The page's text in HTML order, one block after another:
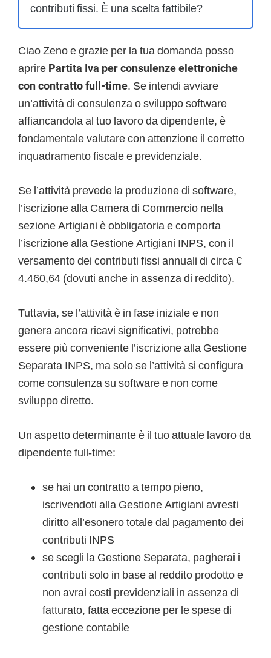
contributi fissi. È una scelta fattibile?
Ciao Zeno e grazie per la tua domanda posso
aprire Partita Iva per consulenze elettroniche
con contratto full-time. Se intendi avviare
un’attività di consulenza o sviluppo software
affiancandola al tuo lavoro da dipendente, è
fondamentale valutare con attenzione il corretto
inquadramento fiscale e previdenziale.
Se l’attività prevede la produzione di software,
l’iscrizione alla Camera di Commercio nella
sezione Artigiani è obbligatoria e comporta
l’iscrizione alla Gestione Artigiani INPS, con il
versamento dei contributi fissi annuali di circa €
4.460,64 (dovuti anche in assenza di reddito).
Tuttavia, se l’attività è in fase iniziale e non
genera ancora ricavi significativi, potrebbe
essere più conveniente l’iscrizione alla Gestione
Separata INPS, ma solo se l’attività si configura
come consulenza su software e non come
sviluppo diretto.
Un aspetto determinante è il tuo attuale lavoro da
dipendente full-time:
se hai un contratto a tempo pieno,
iscrivendoti alla Gestione Artigiani avresti
diritto all’esonero totale dal pagamento dei
contributi INPS
se scegli la Gestione Separata, pagherai i
contributi solo in base al reddito prodotto e
non avrai costi previdenziali in assenza di
fatturato, fatta eccezione per le spese di
gestione contabile